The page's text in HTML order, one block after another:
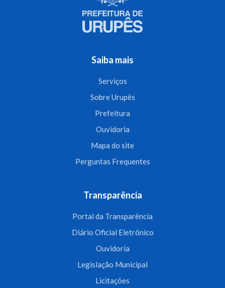
Saiba mais
Serviços
Sobre Urupês
Prefeitura
Ouvidoria
Mapa do site
Perguntas Frequentes
Transparência
Portal da Transparência
Diário Oficial Eletrônico
Ouvidoria
Legislação Municipal
Licitações